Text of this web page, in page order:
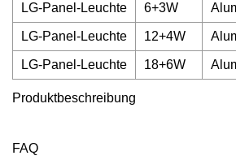
LG-Panel-Leuchte 6+3W
LG-Panel-Leuchte 12+4W
LG-Panel-Leuchte 18+6W
Produktbeschreibung
FAQ